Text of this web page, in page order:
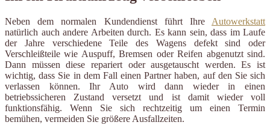
Neben dem normalen Kundendienst führt Ihre Autowerkstatt
natürlich auch andere Arbeiten durch. Es kann sein, dass im Laufe
der Jahre verschiedene Teile des Wagens defekt sind oder
Verschleißteile wie Auspuff, Bremsen oder Reifen abgenutzt sind.
Dann müssen diese repariert oder ausgetauscht werden. Es ist
wichtig, dass Sie in dem Fall einen Partner haben, auf den Sie sich
verlassen können. Ihr Auto wird dann wieder in einen
betriebssicheren Zustand versetzt und ist damit wieder voll
funktionsfähig. Wenn Sie sich rechtzeitig um einen Termin
bemühen, vermeiden Sie größere Ausfallzeiten.